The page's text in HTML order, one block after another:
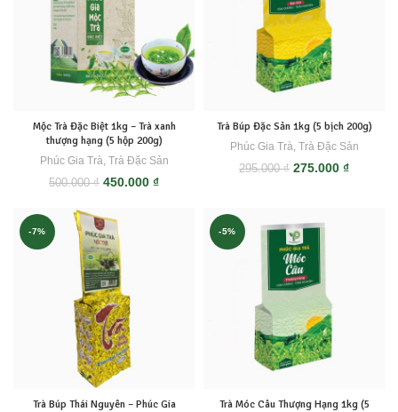
Mộc Trà Đặc Biệt 1kg – Trà xanh
thượng hạng (5 hộp 200g)
Phúc Gia Trà, Trà Đặc Sản
500.000₫ Giá
là:
500.000 ₫.
450.000 ₫Giá
450.000 ₫.
Trà Búp Đặc Sản 1kg (5 bịch 200g)
Phúc Gia Trà, Trà Đặc Sản
295.000₫ Giá
275.000 ₫Giá
-7%
Trà Búp Thái Nguyên – Phúc Gia
-5%
Trà Móc Câu Thượng Hạng 1kg (5